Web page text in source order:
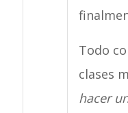
Todo
clases
hacer